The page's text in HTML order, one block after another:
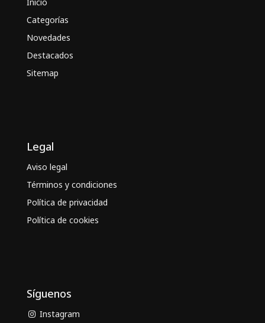
Categorías
Novedades
Destacados
Sitemap
Legal
Aviso legal
Términos y condiciones
Política de privacidad
Política de cookies
Síguenos
Instagram